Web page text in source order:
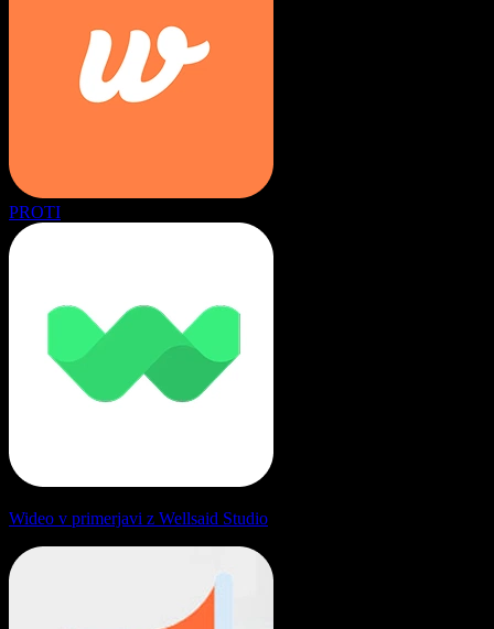
PROTI
Wideo v primerjavi z Wellsaid Studio